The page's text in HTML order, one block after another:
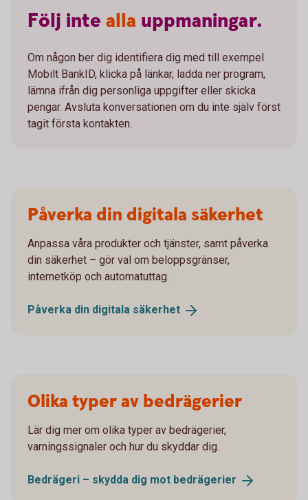
Följ inte alla uppmaningar.
Om någon ber dig identifiera dig med till exempel
Mobilt BankID, klicka på länkar, ladda ner program,
lämna ifrån dig personliga uppgifter eller skicka
pengar. Avsluta konversationen om du inte själv först
tagit första kontakten.
Påverka din digitala säkerhet
Anpassa våra produkter och tjänster, samt påverka
din säkerhet – gör val om beloppsgränser,
internetköp och automatuttag.
Påverka din digitala säkerhet
Olika typer av bedrägerier
Lär dig mer om olika typer av bedrägerier,
varningssignaler och hur du skyddar dig.
Bedrägeri – skydda dig mot bedrägerier